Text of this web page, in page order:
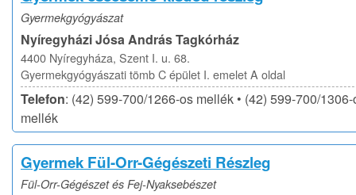
Gyermekgyógyászat
Nyíregyházi Jósa András Tagkórház
4400 Nyíregyháza, Szent I. u. 68.
Gyermekgyógyászati tömb C épület I. emelet A oldal
Telefon: (42) 599-700/1266-os mellék • (42) 599-700/
mellék
Gyermek Fül-Orr-Gégészeti Részleg
Fül-Orr-Gégészet és Fej-Nyaksebészet